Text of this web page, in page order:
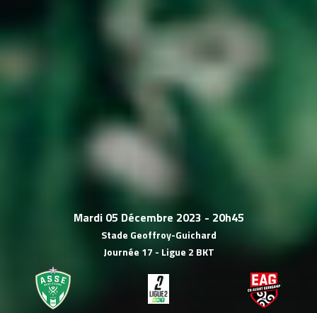
Mardi 05 Décembre 2023 - 20h45
Stade Geoffroy-Guichard
Journée 17 - Ligue 2 BKT